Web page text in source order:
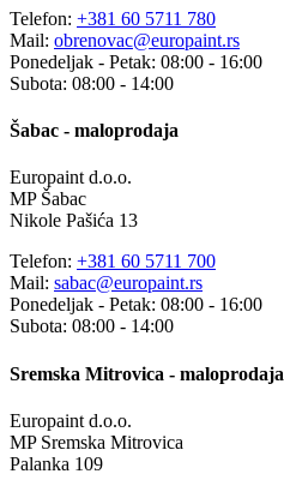
Telefon: +381 60 5711 780
Mail: obrenovac@europaint.rs
Ponedeljak - Petak: 08:00 - 16:00
Subota: 08:00 - 14:00
Šabac - maloprodaja
Europaint d.o.o.
MP Šabac
Nikole Pašića 13
Telefon: +381 60 5711 700
Mail: sabac@europaint.rs
Ponedeljak - Petak: 08:00 - 16:00
Subota: 08:00 - 14:00
Sremska Mitrovica - maloprodaja
Europaint d.o.o.
MP Sremska Mitrovica
Palanka 109